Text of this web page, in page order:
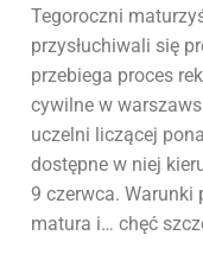
Tegoroczni
przysłuchiwali się
przebiega proces
cywilne w
uczelni liczącej
dostępne w niej
9 czerwca. Warunki
matura i… chęć